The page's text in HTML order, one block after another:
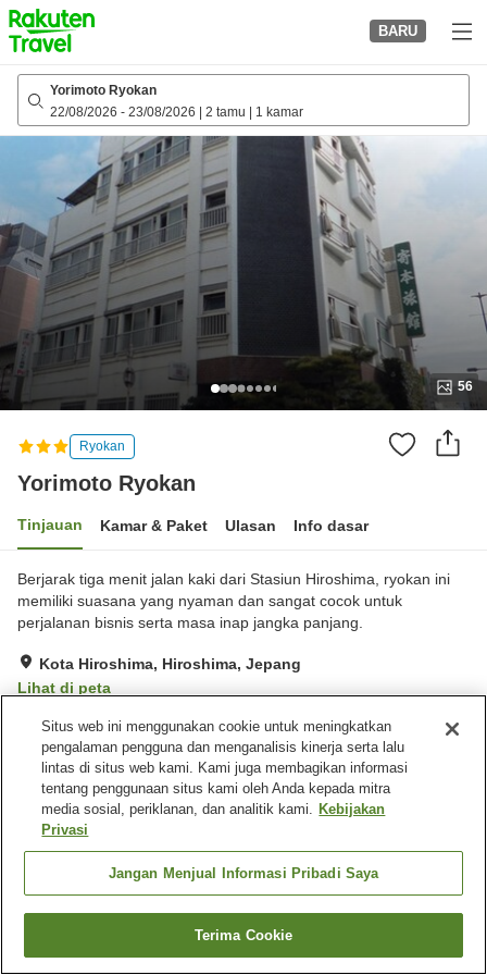
to
top
page
BARU
Yorimoto Ryokan
22/08/2026 - 23/08/2026 2 tamu 1 kamar
56
Ryokan
Yorimoto Ryokan
Tinjauan Kamar & Paket Ulasan Info dasar
Berjarak tiga menit jalan kaki dari Stasiun Hiroshima, ryokan ini
memiliki suasana yang nyaman dan sangat cocok untuk
perjalanan bisnis serta masa inap jangka panjang.
Kota Hiroshima, Hiroshima, Jepang
Lihat di peta
Ulasan:19
Fasilitas properti
Tempat parkir
Spa / Salon kecantikan
Pengiriman ke rumah
Beranda Jepang Hiroshima
Kota Hiroshima
Yorimoto Ryokan
Cari kamar
Situs web ini menggunakan cookie untuk meningkatkan
pengalaman pengguna dan menganalisis kinerja serta lalu
lintas di situs web kami. Kami juga membagikan informasi
tentang penggunaan situs kami oleh Anda kepada mitra
media sosial, periklanan, dan analitik kami. Kebijakan
Privasi
Jangan Menjual Informasi Pribadi Saya
Terima Cookie